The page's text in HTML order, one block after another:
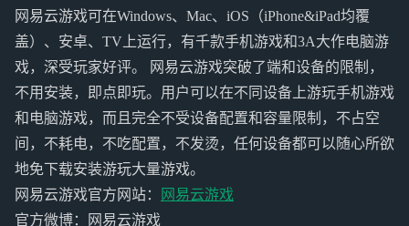
网易云游戏可在Windows、Mac、iOS（iPhone&iPad均覆
盖）、安卓、TV上运行，有千款手机游戏和3A大作电脑游
戏，深受玩家好评。 网易云游戏突破了端和设备的限制，
不用安装，即点即玩。用户可以在不同设备上游玩手机游戏
和电脑游戏，而且完全不受设备配置和容量限制，不占空
间，不耗电，不吃配置，不发烫，任何设备都可以随心所欲
地免下载安装游玩大量游戏。
网易云游戏官方网站：
网易云游戏
官方微博：网易云游戏